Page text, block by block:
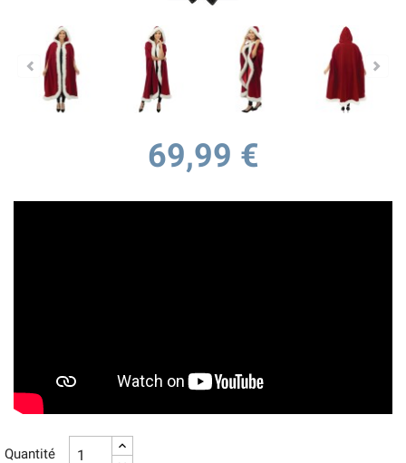
69,99 €
Quantité